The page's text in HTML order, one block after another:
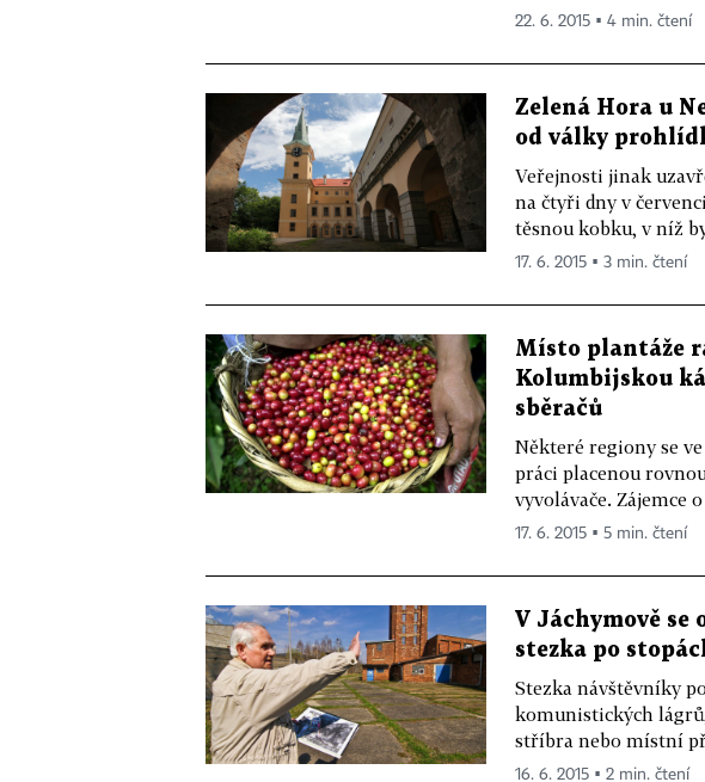
22. 6. 2015 ▪ 4 min. čtení
Zelená Hora u
od války
Veřejnosti jinak
na čtyři dny v
těsnou kobku, v níž
17. 6. 2015 ▪ 3 min. čtení
Místo plantáže
Kolumbijskou
sběračů
Některé regiony se
práci placenou
vyvolávače. Zájemce
17. 6. 2015 ▪ 5 min. čtení
V Jáchymově se
stezka po
Stezka návštěvníky
komunistických
stříbra nebo místní
16. 6. 2015 ▪ 2 min. čtení